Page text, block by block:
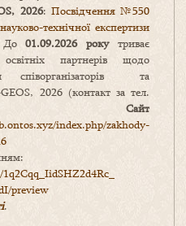
2026: Посвідчення №550
технічної експертизи
До01.09.2026 рокутриває
партнерів щодо
та
2026 (контакт за тел.
Сайт
index.php/zakhody-
1q2Cqq_IidSHZ2d4Rc_
preview
.